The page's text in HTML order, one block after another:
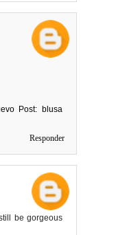
Post: blusa
Responder
be gorgeous